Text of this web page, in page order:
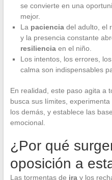
se convierte en una
mejor.
La pacienciadel adulto, el
y la presencia constante
resilienciaen el niño.
Los intentos, los errores,
calma son indispensables
En realidad, este paso agita a
busca sus límites,
los demás, y establece las
emocional.
¿Por qué
oposición a
Las tormentas de iray los